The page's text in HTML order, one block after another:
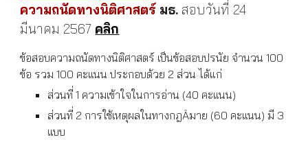
ความถนัดทางนิติศาสตร์ มธ. สอบวันที่ 24
มีนาคม 2567 คลิก
ข้อสอบความถนัดทางนิติศาสตร์ เป็นข้อสอบปรนัย จำนวน 100
ข้อ รวม 100 คะแนน ประกอบด้วย 2 ส่วน ได้แก่
ส่วนที่ 1 ความเข้าใจในการอ่าน (40 คะแนน)
ส่วนที่ 2 การใช้เหตุผลในทางกฎĀมาย (60 คะแนน) มี 3
แบบ